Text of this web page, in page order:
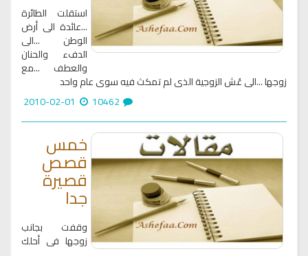
استقلت الطائرة
...عائدة الى أرض
الوطن ...الى
الدفء والحنان
والعطف ...مع
زوجها ...الى عُش الزوجية الذى لم تمكث فيه سوى عام واحد
خمس
قصص
قصيرة
جدا
وقفت بجانب
زوجها فى أحلك